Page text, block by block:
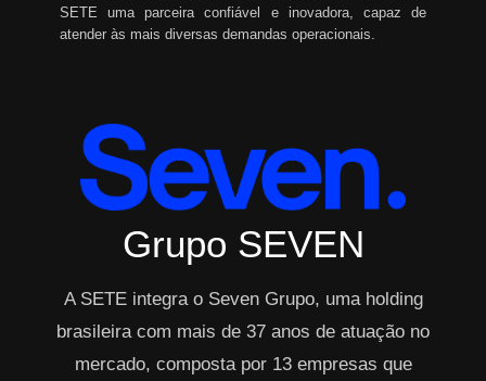
SETE uma parceira confiável e inovadora, capaz de
atender às mais diversas demandas operacionais.
Grupo SEVEN
A SETE integra o Seven Grupo, uma holding
brasileira com mais de 37 anos de atuação no
mercado, composta por 13 empresas que